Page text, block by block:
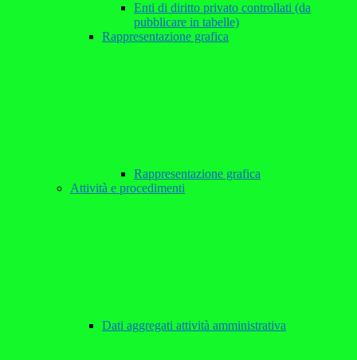
Enti di diritto privato controllati (da
pubblicare in tabelle)
Rappresentazione grafica
Rappresentazione grafica
Attività e procedimenti
Dati aggregati attività amministrativa